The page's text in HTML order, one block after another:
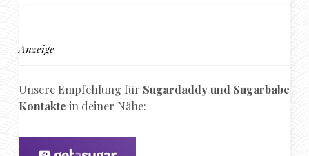
Anzeige
Unsere Empfehlung für Sugardaddy und Sugarbabe
Kontakte in deiner Nähe: